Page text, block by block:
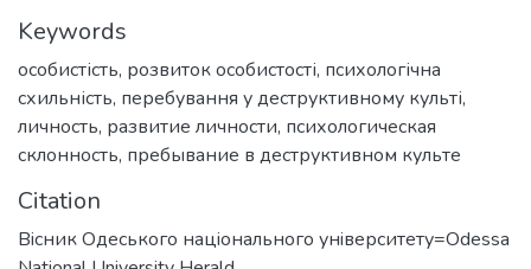
Keywords
особистість, розвиток особистості, психологічна
схильність, перебування у деструктивному культі,
личность, развитие личности, психологическая
склонность, пребывание в деструктивном культе
Citation
Вiсник Одеського нацiонального унiверситету=Odessa